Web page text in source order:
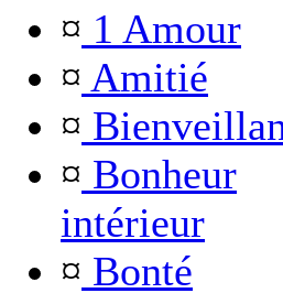
¤ 1 Amour
¤ Amitié
¤
¤ Bonheur
intérieur
¤ Bonté